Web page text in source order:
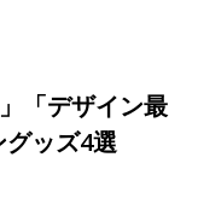
「デザイン最
ッズ4選